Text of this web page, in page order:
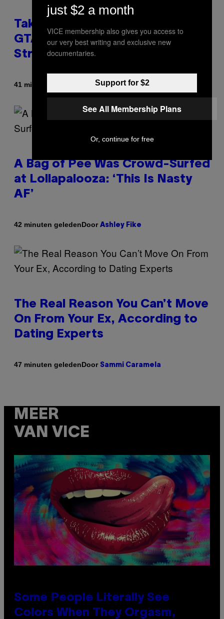
Take-Two CEO Teases More
GTA 6 Trailers After Netflix
Stream Event
41 minuten geleden DoorBrent Koepp
A Bag of Pee Was Crowd-Surfed
at Lollapalooza: ‘This Is Nasty
AF’
42 minuten geledenDoor Ashley Fike
The Real Reason You Can’t Move
On From Your Ex, According to
Dating Experts
47 minuten geledenDoor Sammi Caramela
MEER
VAN VICE
Some People Literally See
Colors When They Orgasm,
just $2 a month
VICE membership also gives you access to
our very best writing and exclusive new
documentaries.
Support for $2
See All Membership Plans
Or, continue for free